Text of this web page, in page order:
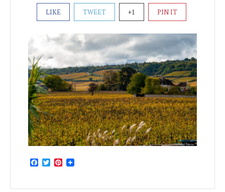
LIKE TWEET +1 PIN IT
Facebook
TwitterPinterest